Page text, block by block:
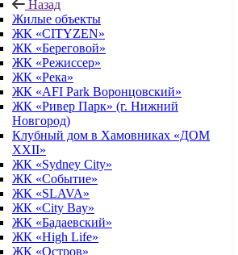
Назад
Жилые объекты
ЖК «CITYZEN»
ЖК «Береговой»
ЖК «Режиссер»
ЖК «Река»
ЖК «AFI Park Воронцовский»
ЖК «Ривер Парк» (г. Нижний
Новгород)
Клубный дом в Хамовниках «ДОМ
XXII»
ЖК «Sydney City»
ЖК «Событие»
ЖК «SLAVA»
ЖК «City Bay»
ЖК «Бадаевский»
ЖК «High Life»
ЖК «Остров»